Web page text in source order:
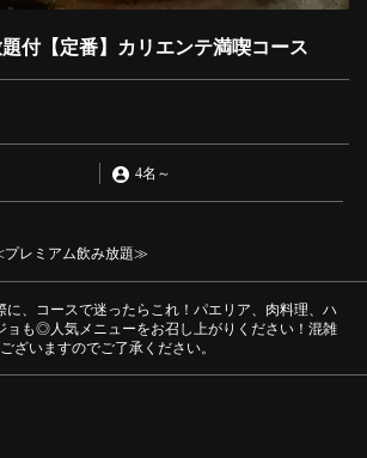
付【定番】カリエンテ満喫コース
4名 ～
レミアム飲み放題≫
に、コースで迷ったらこれ！パエリア、肉料理、ハ
ョも◎人気メニューをお召し上がりください！混雑
ざいますのでご了承ください。